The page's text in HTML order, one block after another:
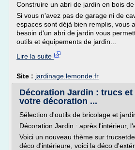
Construire un abri de jardin en bois
Si vous n'avez pas de garage ni de
espaces sont déjà bien remplis, vous
besoin d'un abri de jardin vous
outils et équipements de jardin...
Lire la suite
Site : jardinage.lemonde.fr
Décoration Jardin : trucs
votre décoration ...
Sélection d'outils de bricolage et
Décoration Jardin : après l'intérieur,
Voici un nouveau thème sur
déco d'intérieure, voici la déco